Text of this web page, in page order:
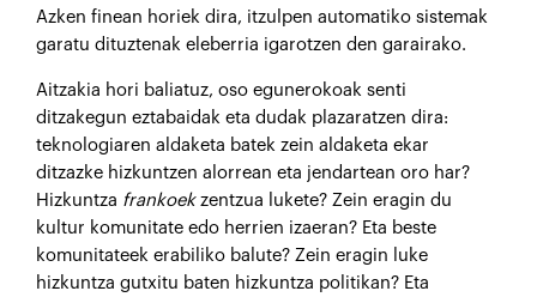
Azken finean horiek dira, itzulpen automatiko sistemak
garatu dituztenak eleberria igarotzen den garairako.
Aitzakia hori baliatuz, oso egunerokoak senti
ditzakegun eztabaidak eta dudak plazaratzen dira:
teknologiaren aldaketa batek zein aldaketa ekar
ditzazke hizkuntzen alorrean eta jendartean oro har?
Hizkuntza frankoekzentzua lukete? Zein eragin du
kultur komunitate edo herrien izaeran? Eta beste
komunitateek erabiliko balute? Zein eragin luke
hizkuntza gutxitu baten hizkuntza politikan? Eta